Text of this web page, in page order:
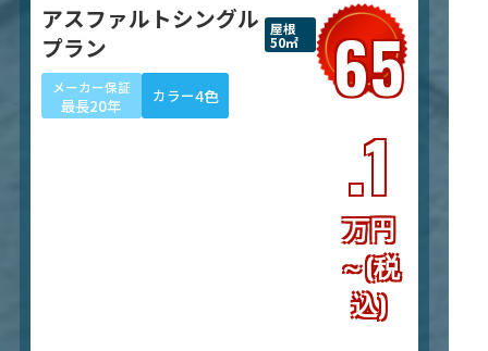
アスファルトシングル
プラン
屋根
50㎡
メーカー保証
最長20年 カラー4色
65
.1
万円
～(税
込)